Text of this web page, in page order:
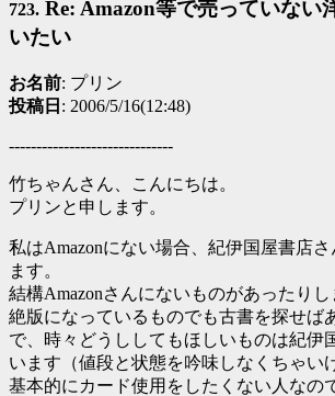
723. Re: Amazon等で売っていない
いたい
お名前: プリン
投稿日 : 2006/5/16(12:48)
------------------------------
竹ちゃんさん、こんにちは。
プリンと申します。
私はAmazonにない場合、紀伊国屋書店
ます。
結構Amazonさんにないものがあったりし
絶版になっているものでも古書を探せば
で、時々どうししてもほしいものは紀伊
います（値段と状態を吟味しなくちゃい
基本的にカード使用をしたくない人なの